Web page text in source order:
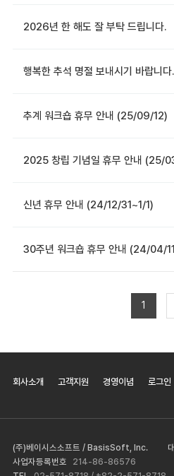
2026년 한 해도 잘 부탁 드립니다.
행복한 추석 명절 보내시기 바랍니다.
추계 워크숍 휴무 안내 (25/09/12)
2025 창립 기념일 휴무 안내 (25/
신년 휴무 안내 (24/12/31~1/1)
30주년 워크숍 휴무 안내 (24/04/
1
회사소개 고객지원 경영이념 로그인
(주)베이시스소프트 / BasisSoft, Inc.
사업자등록번호
214-86-86576